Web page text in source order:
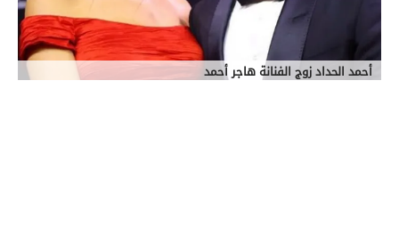
أحمد الحداد زوج الفنانة هاجر أحمد